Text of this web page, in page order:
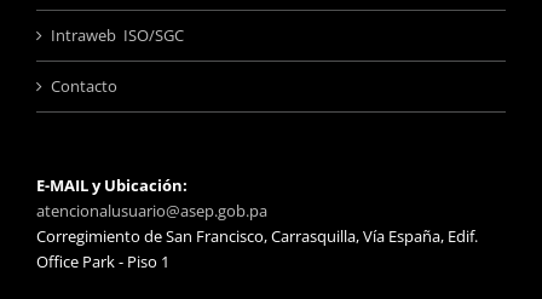
Intraweb ISO/SGC
Contacto
E-MAIL y Ubicación:
atencionalusuario@asep.gob.pa
Corregimiento de San Francisco, Carrasquilla, Vía España, Edif.
Office Park - Piso 1